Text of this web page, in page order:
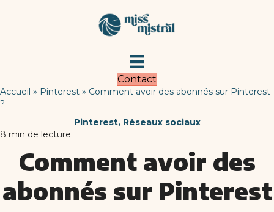
Contact
Accueil » Pinterest » Comment avoir des abonnés sur Pinterest
?
Pinterest, Réseaux sociaux
8 min de lecture
Comment avoir des
abonnés sur Pinterest